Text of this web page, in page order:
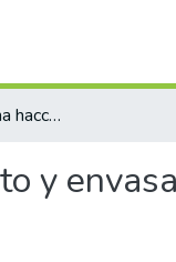
Diseño de un sistema haccp en la planta de tratamiento y envasado de agua potable "Agua Pura Sed"
y